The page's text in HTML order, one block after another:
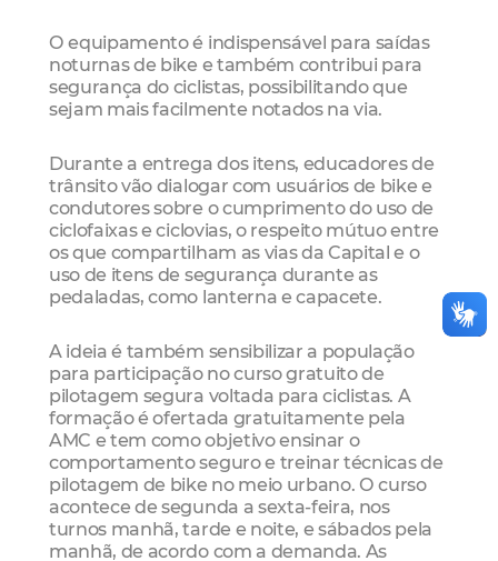
O equipamento é indispensável para saídas
noturnas de bike e também contribui para
segurança do ciclistas, possibilitando que
sejam mais facilmente notados na via.
Durante a entrega dos itens, educadores de
trânsito vão dialogar com usuários de bike e
condutores sobre o cumprimento do uso de
ciclofaixas e ciclovias, o respeito mútuo entre
os que compartilham as vias da Capital e o
uso de itens de segurança durante as
pedaladas, como lanterna e capacete.
A ideia é também sensibilizar a população
para participação no curso gratuito de
pilotagem segura voltada para ciclistas. A
formação é ofertada gratuitamente pela
AMC e tem como objetivo ensinar o
comportamento seguro e treinar técnicas de
pilotagem de bike no meio urbano. O curso
acontece de segunda a sexta-feira, nos
turnos manhã, tarde e noite, e sábados pela
manhã, de acordo com a demanda. As